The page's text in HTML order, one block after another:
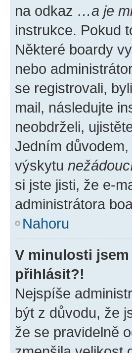
na odkaz …a je
instrukce. Pokud
Některé boardy
nebo
se registrovali,
mail, následujte
neobdrželi,
Jedním
výskytu
si jste jisti, že e-
administrátora
Nahoru
V minulosti
přihlásit?!
Nejspíše
být z důvodu, že
že se pravidelně